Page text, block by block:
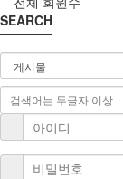
SEARCH